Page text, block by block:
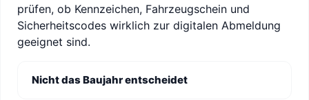
prüfen, ob Kennzeichen, Fahrzeugschein und
Sicherheitscodes wirklich zur digitalen Abmeldung
geeignet sind.
Nicht das Baujahr entscheidet